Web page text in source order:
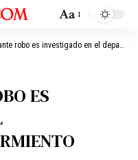
Aa
es investigado en el departamento Sarmiento
ES